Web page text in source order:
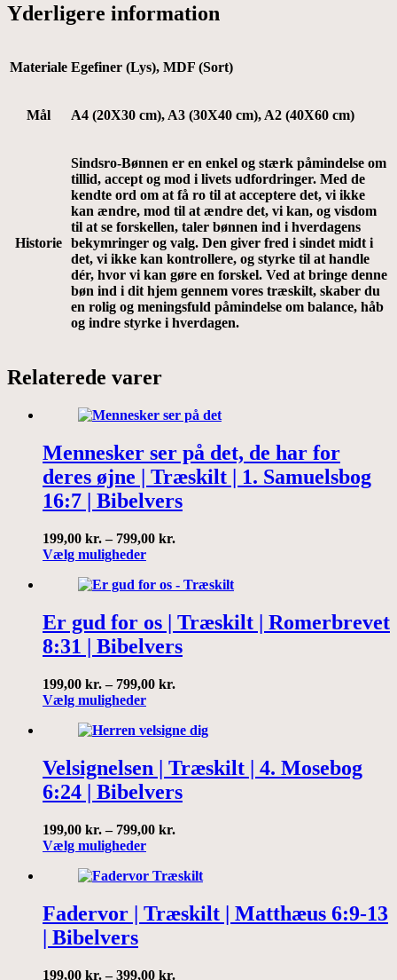
Yderligere information
Materiale Egefiner (Lys), MDF (Sort)
Mål A4 (20X30 cm), A3 (30X40 cm), A2 (40X60 cm)
Historie
Sindsro-Bønnen er en enkel og stærk påmindelse om
tillid, accept og mod i livets udfordringer. Med de
kendte ord om at få ro til at acceptere det, vi ikke
kan ændre, mod til at ændre det, vi kan, og visdom
til at se forskellen, taler bønnen ind i hverdagens
bekymringer og valg. Den giver fred i sindet midt i
det, vi ikke kan kontrollere, og styrke til at handle
dér, hvor vi kan gøre en forskel. Ved at bringe denne
bøn ind i dit hjem gennem vores træskilt, skaber du
en rolig og meningsfuld påmindelse om balance, håb
og indre styrke i hverdagen.
Relaterede varer
Mennesker ser på det, de har for
deres øjne | Træskilt | 1. Samuelsbog
16:7 | Bibelvers
199,00 kr. – 799,00 kr.
799,00 kr.
Vælg mulighederDette
har
varianter.
Mulighederne
kan
på
varesiden
Er gud for os | Træskilt | Romerbrevet
8:31 | Bibelvers
199,00 kr. – 799,00 kr.
799,00 kr.
Vælg mulighederDette
har
varianter.
Mulighederne
kan
på
varesiden
Velsignelsen | Træskilt | 4. Mosebog
6:24 | Bibelvers
199,00 kr. – 799,00 kr.
799,00 kr.
Vælg mulighederDette
har
varianter.
Mulighederne
på
Fadervor | Træskilt | Matthæus 6:9-13
| Bibelvers
199,00 kr. – 399,00 kr.